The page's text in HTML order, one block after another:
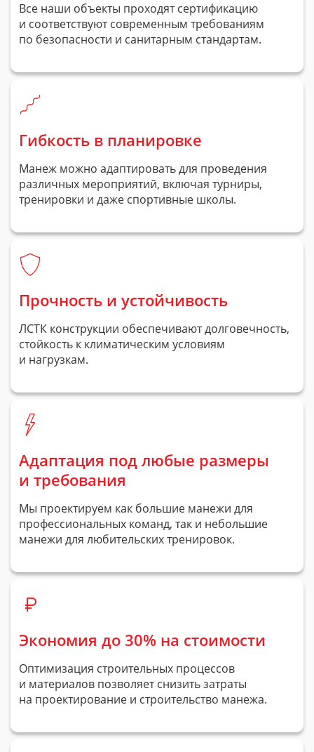
Все наши объекты проходят сертификацию
и соответствуют современным требованиям
по безопасности и санитарным стандартам.
Гибкость в планировке
Манеж можно адаптировать для проведения
различных мероприятий, включая турниры,
тренировки и даже спортивные школы.
Прочность и устойчивость
ЛСТК конструкции обеспечивают долговечность,
стойкость к климатическим условиям
и нагрузкам.
Адаптация под любые размеры
и требования
Мы проектируем как большие манежи для
профессиональных команд, так и небольшие
манежи для любительских тренировок.
Экономия до 30% на стоимости
Оптимизация строительных процессов
и материалов позволяет снизить затраты
на проектирование и строительство манежа.